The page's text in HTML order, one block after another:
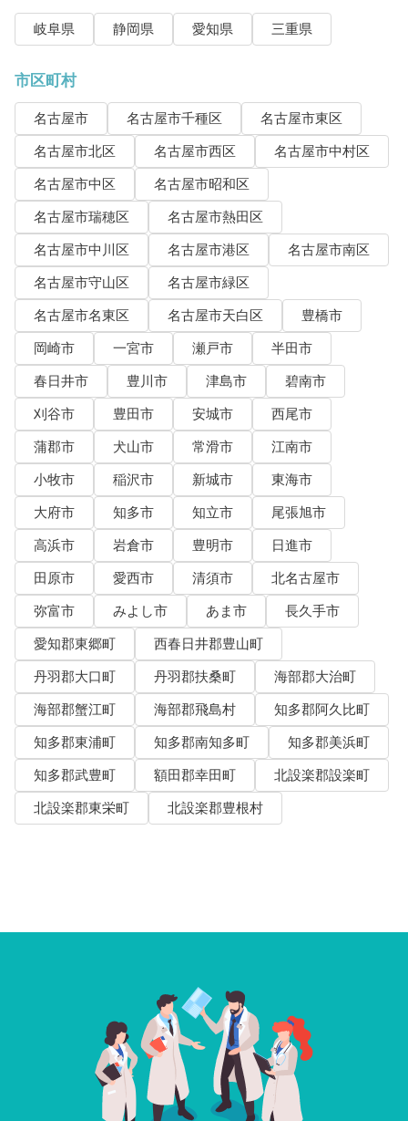
岐阜県 静岡県 愛知県 三重県
市区町村
名古屋市 名古屋市千種区
名古屋市東区
名古屋市北区
名古屋市西区
名古屋市中村区
名古屋市中区
名古屋市昭和区
名古屋市瑞穂区
名古屋市熱田区
名古屋市中川区
名古屋市港区
名古屋市南区
名古屋市守山区
名古屋市緑区
名古屋市名東区
名古屋市天白区
豊橋市
岡崎市
一宮市 瀬戸市
半田市
春日井市
豊川市 津島市
碧南市
刈谷市
豊田市 安城市
西尾市
蒲郡市
犬山市 常滑市
江南市
小牧市
稲沢市 新城市
東海市
大府市
知多市 知立市
尾張旭市
高浜市
岩倉市 豊明市
日進市
田原市
愛西市 清須市
北名古屋市
弥富市
みよし市 あま市
長久手市
愛知郡東郷町
西春日井郡豊山町
丹羽郡大口町
丹羽郡扶桑町
海部郡大治町
海部郡蟹江町
海部郡飛島村
知多郡阿久比町
知多郡東浦町
知多郡南知多町
知多郡美浜町
知多郡武豊町
額田郡幸田町
北設楽郡設楽町
北設楽郡東栄町
北設楽郡豊根村